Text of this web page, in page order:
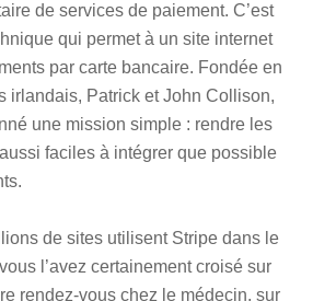
de services de paiement. C’est
qui permet à un site internet
par carte bancaire. Fondée en
irlandais, Patrick et John Collison,
une mission simple : rendre les
faciles à intégrer que possible
de sites utilisent Stripe dans le
l’avez certainement croisé sur
rendez-vous chez le médecin, sur